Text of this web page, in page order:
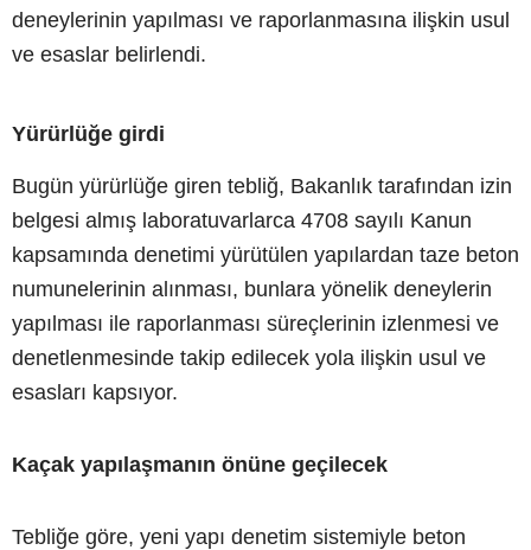
deneylerinin yapılması ve raporlanmasına ilişkin usul
ve esaslar belirlendi.
Yürürlüğe girdi
Bugün yürürlüğe giren tebliğ, Bakanlık tarafından izin
belgesi almış laboratuvarlarca 4708 sayılı Kanun
kapsamında denetimi yürütülen yapılardan taze beton
numunelerinin alınması, bunlara yönelik deneylerin
yapılması ile raporlanması süreçlerinin izlenmesi ve
denetlenmesinde takip edilecek yola ilişkin usul ve
esasları kapsıyor.
Kaçak yapılaşmanın önüne geçilecek
Tebliğe göre, yeni yapı denetim sistemiyle beton